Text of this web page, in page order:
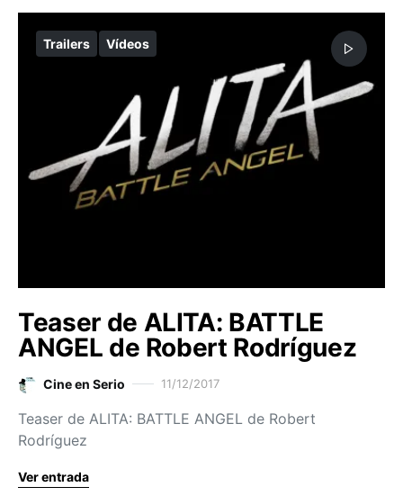
Trailers Vídeos
Teaser de ALITA: BATTLE
ANGEL de Robert Rodríguez
Cine en Serio 11/12/2017
Teaser de ALITA: BATTLE ANGEL de Robert
Rodríguez
Ver entrada